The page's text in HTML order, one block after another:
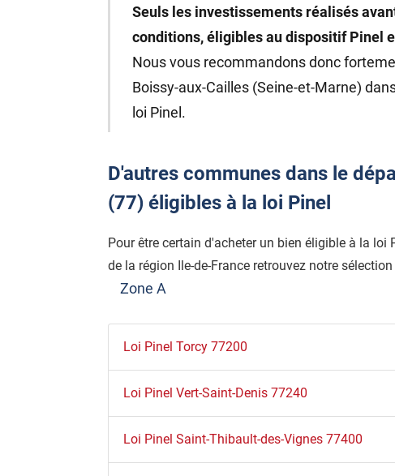
Seuls les investissements réalisés
conditions, éligibles au dispositif Pinel
Nous vous recommandons donc
Boissy-aux-Cailles (Seine-et-Marne)
loi Pinel.
D'autres communes dans le
(77) éligibles à la loi Pinel
Pour être certain d'acheter un bien éligible à la loi
de la région Ile-de-France retrouvez notre sélection
Zone A
Loi Pinel Torcy 77200
Loi Pinel Vert-Saint-Denis 77240
Loi Pinel Saint-Thibault-des-Vignes 77400